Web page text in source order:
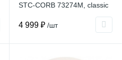
STC-CORB 73274M, classic
4 999 ₽ /шт